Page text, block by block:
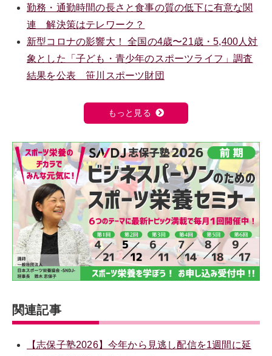
勤務・通勤時間の長さと食事の質の低下に有意な関
連 解決策はテレワーク？
新型コロナの影響大！ 全国の4歳〜21歳・5,400人対
象とした「子ども・青少年のスポーツライフ」調査
結果を公表 笹川スポーツ財団
もっと見る
関連記事
【志保子塾2026】今年から見逃し配信を1週間に延